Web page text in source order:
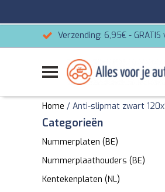
Verzending: 6,95€ -
Home / Anti-slipmat zwart
Categorieën
Nummerplaten (BE)
Nummerplaathouders (BE)
Kentekenplaten (NL)